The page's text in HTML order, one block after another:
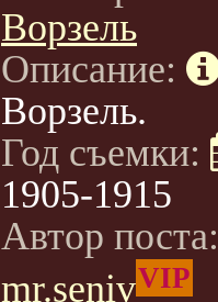
Ворзель
Описание:
Ворзель.
Год съемки:
1905-1915
Автор
mr.senivVIP